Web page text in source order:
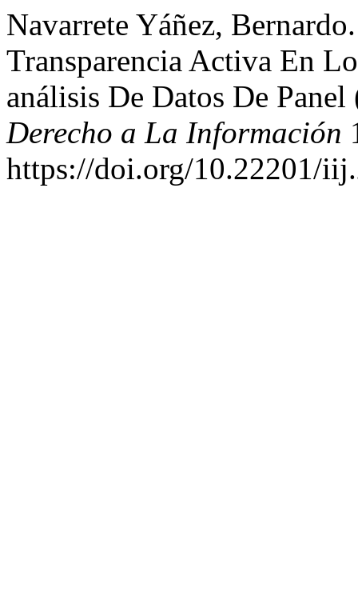
Navarrete Yáñez,
Transparencia Activa En
análisis De Datos De
Derecho a La Información
https://doi.org/10.22201/